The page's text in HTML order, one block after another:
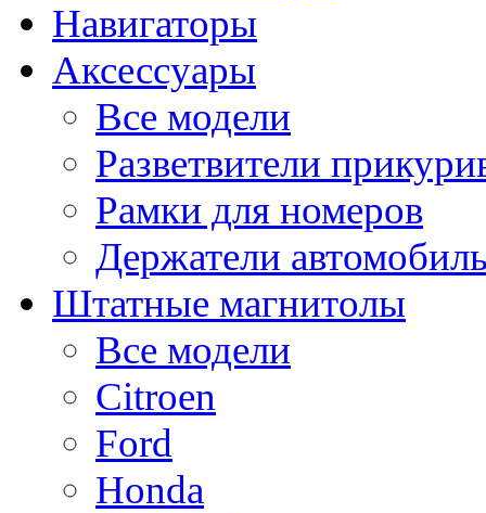
Навигаторы
Аксессуары
Все модели
Разветвители
Рамки для номеров
Держатели
Штатные магнитолы
Все модели
Citroen
Ford
Honda